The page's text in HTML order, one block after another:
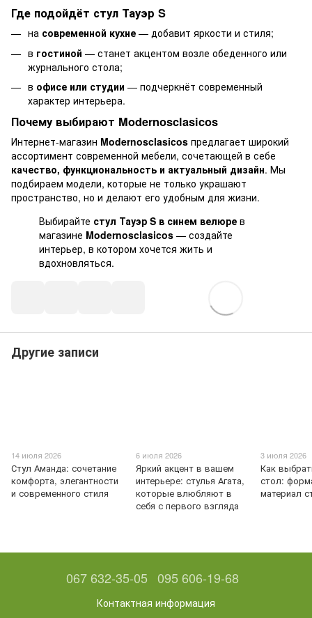
Где подойдёт стул Тауэр S
на современной кухне — добавит яркости и стиля;
в гостиной — станет акцентом возле обеденного или
журнального стола;
в офисе или студии — подчеркнёт современный
характер интерьера.
Почему выбирают Modernosclasicos
Интернет-магазин Modernosclasicos предлагает широкий
ассортимент современной мебели, сочетающей в себе
качество, функциональность и актуальный дизайн. Мы
подбираем модели, которые не только украшают
пространство, но и делают его удобным для жизни.
Выбирайте стул Тауэр S в синем велюре в
магазине Modernosclasicos — создайте
интерьер, в котором хочется жить и
вдохновляться.
Другие записи
14 июля 2026
Стул Аманда: сочетание
комфорта, элегантности
и современного стиля
6 июля 2026
Яркий акцент в вашем
интерьере: стулья Агата,
которые влюбляют в
себя с первого взгляда
3 июля 2026
Как
стол:
материал
067 632-35-05 095 606-19-68
Контактная информация